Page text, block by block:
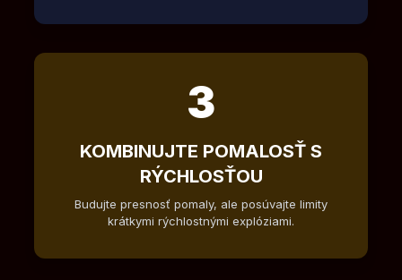
3
KOMBINUJTE POMALOSŤ S
RÝCHLOSŤOU
Budujte presnosť pomaly, ale posúvajte limity
krátkymi rýchlostnými explóziami.